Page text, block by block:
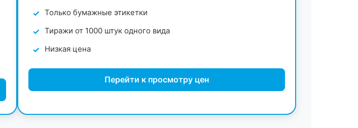
Только бумажные этикетки
Тиражи от 1000 штук одного вида
Низкая цена
Перейти к просмотру цен